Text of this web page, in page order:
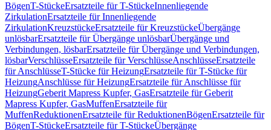
BögenT-StückeErsatzteile für T-StückeInnenliegende
ZirkulationErsatzteile für Innenliegende
ZirkulationKreuzstückeErsatzteile für KreuzstückeÜbergänge
unlösbarErsatzteile für Übergänge unlösbarÜbergänge und
Verbindungen, lösbarErsatzteile für Übergänge und Verbindungen,
lösbarVerschlüsseErsatzteile für VerschlüsseAnschlüsseErsatzteile
für AnschlüsseT-Stücke für HeizungErsatzteile für T-Stücke für
HeizungAnschlüsse für HeizungErsatzteile für Anschlüsse für
HeizungGeberit Mapress Kupfer, GasErsatzteile für Geberit
Mapress Kupfer, GasMuffenErsatzteile für
MuffenReduktionenErsatzteile für ReduktionenBögenErsatzteile für
BögenT-StückeErsatzteile für T-StückeÜbergänge